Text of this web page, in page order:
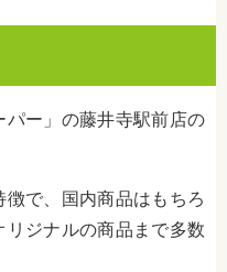
ー」の藤井寺駅前店の
で、国内商品はもちろ
ジナルの商品まで多数